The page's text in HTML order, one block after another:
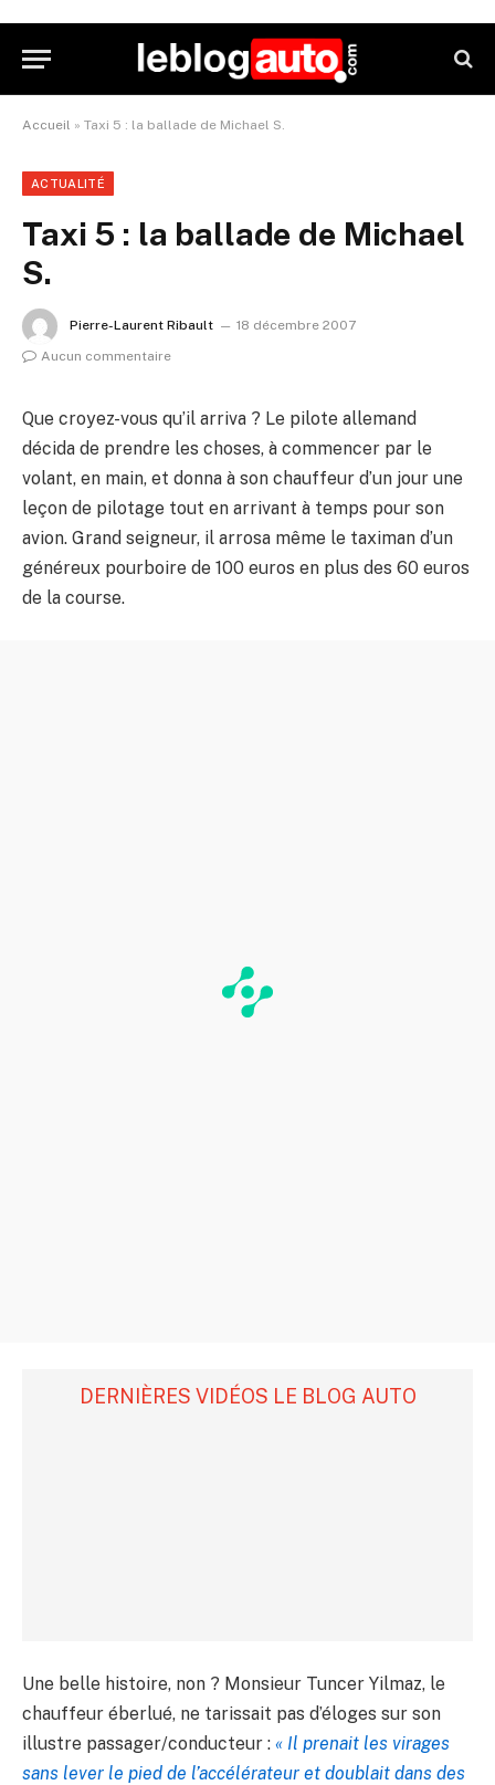
Accueil » Taxi 5 : la ballade de Michael S.
ACTUALITÉ
Taxi 5 : la ballade de Michael
S.
Pierre-Laurent Ribault
18 décembre 2007
Aucun commentaire
Que croyez-vous qu’il arriva ? Le pilote allemand
décida de prendre les choses, à commencer par le
volant, en main, et donna à son chauffeur d’un jour une
leçon de pilotage tout en arrivant à temps pour son
avion. Grand seigneur, il arrosa même le taximan d’un
généreux pourboire de 100 euros en plus des 60 euros
de la course.
DERNIÈRES VIDÉOS LE BLOG AUTO
Une belle histoire, non ? Monsieur Tuncer Yilmaz, le
chauffeur éberlué, ne tarissait pas d’éloges sur son
illustre passager/conducteur : « Il prenait les virages
sans lever le pied de l’accélérateur et doublait dans des